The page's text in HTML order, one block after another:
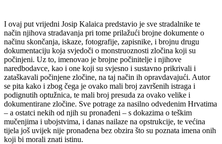
I ovaj put vrijedni Josip Kalaica predstavio je sve stradalnike te
način njihova stradavanja pri tome prilažući brojne dokumente o
načinu skončanja, iskaze, fotografije, zapisnike, i brojnu drugu
dokumentaciju koja svjedoči o monstruoznosti zločina koji su
počinjeni. Uz to, imenovao je brojne počinitelje i njihove
naredbodavce, kao i one koji su svjesno i sustavno prikrivali i
zataškavali počinjene zločine, na taj način ih opravdavajući. Autor
se pita kako i zbog čega je ovako mali broj završenih istraga i
podignutih optužnica, te mali broj presuda za ovako velike i
dokumentirane zločine. Sve potrage za nasilno odvedenim Hrvatima
– a ostatci nekih od njih su pronađeni – s dokazima o teškim
mučenjima i ubojstvima, i danas nailaze na opstrukcije, te većina
tijela još uvijek nije pronađena bez obzira što su poznata imena onih
koji bi morali znati istinu.